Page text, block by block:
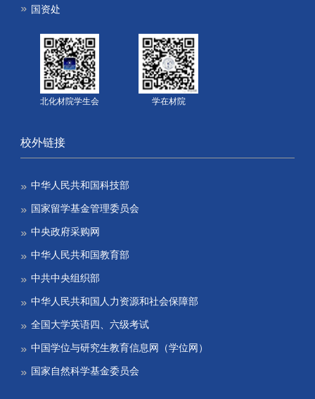
国资处
北化材院学生会 学在材院
校外链接
中华人民共和国科技部
国家留学基金管理委员会
中央政府采购网
中华人民共和国教育部
中共中央组织部
中华人民共和国人力资源和社会保障部
全国大学英语四、六级考试
中国学位与研究生教育信息网（学位网）
国家自然科学基金委员会